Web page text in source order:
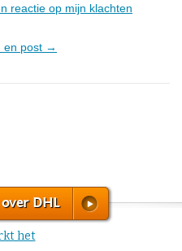
reactie op mijn klachten
en post →
DHL
het